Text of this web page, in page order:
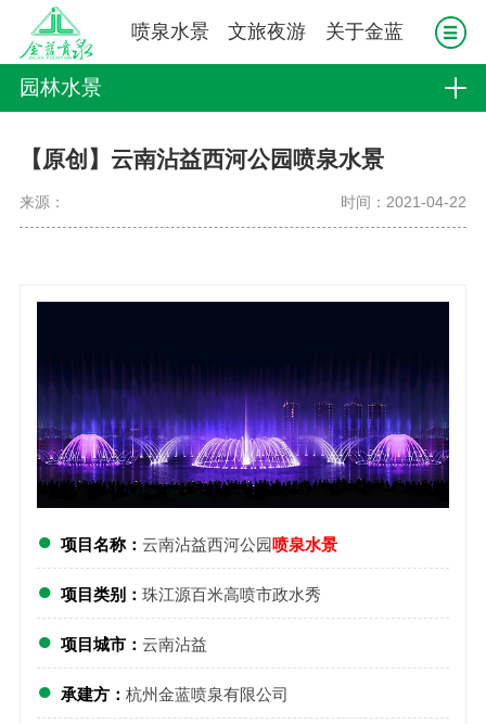
喷泉水景 文旅夜游 关于金蓝
园林水景
【原创】云南沾益西河公园喷泉水景
来源： 时间：2021-04-22
● 项目名称： 云南沾益西河公园喷泉水景
● 项目类别： 珠江源百米高喷市政水秀
● 项目城市： 云南沾益
● 承建方： 杭州金蓝喷泉有限公司